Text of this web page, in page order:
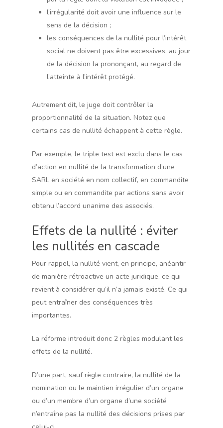
l’irrégularité doit avoir une influence sur le
sens de la décision ;
les conséquences de la nullité pour l’intérêt
social ne doivent pas être excessives, au jour
de la décision la prononçant, au regard de
l’atteinte à l’intérêt protégé.
Autrement dit, le juge doit contrôler la
proportionnalité de la situation. Notez que
certains cas de nullité échappent à cette règle.
Par exemple, le triple test est exclu dans le cas
d’action en nullité de la transformation d’une
SARL en société en nom collectif, en commandite
simple ou en commandite par actions sans avoir
obtenu l’accord unanime des associés.
Effets de la nullité : éviter
les nullités en cascade
Pour rappel, la nullité vient, en principe, anéantir
de manière rétroactive un acte juridique, ce qui
revient à considérer qu’il n’a jamais existé. Ce qui
peut entraîner des conséquences très
importantes.
La réforme introduit donc 2 règles modulant les
effets de la nullité.
D’une part, sauf règle contraire, la nullité de la
nomination ou le maintien irrégulier d’un organe
ou d’un membre d’un organe d’une société
n’entraîne pas la nullité des décisions prises par